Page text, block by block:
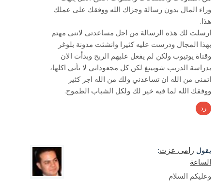
وراء المال بدون رسالة وجزاك الله ووفقك على عملك
هذا.
ارسلت لك هذه الرسالة من اجل مساعدتي لانني مهتم
بهذا المجال ودرست عليه كثيرا وانشئت مدونة بلوغر
وقناة يوتيوب ولكن لم يفعل عليهم الربح وبدأت الان
بدراسة الدريب شوبينغ لكن كل مجعوداتي لا تأتي اكلها،
اتمنى من الله ان تساعدني ولك من الله اجر كثير
ووفقك الله لما فيه خير لك ولكل الشباب الطموح.
رد
يقول رامى عزت:
الساعة
وعليكم السلام